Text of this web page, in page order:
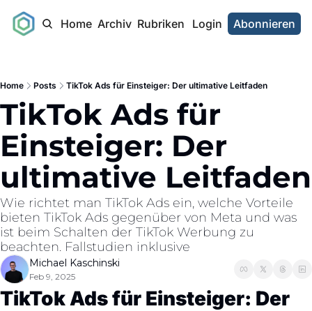
Home Archiv Rubriken Login Abonnieren
Home Posts TikTok Ads für Einsteiger: Der ultimative Leitfaden
TikTok Ads für
Einsteiger: Der
ultimative Leitfaden
Wie richtet man TikTok Ads ein, welche Vorteile
bieten TikTok Ads gegenüber von Meta und was
ist beim Schalten der TikTok Werbung zu
beachten. Fallstudien inklusive
Michael Kaschinski
Feb 9, 2025
TikTok Ads für Einsteiger: Der